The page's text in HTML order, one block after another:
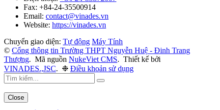
Fax: +84-24-35500914
Email: contact@vinades.vn
Website: https://vinades.vn
Chuyển giao diện: Tự động Máy Tính
© Cổng thông tin Trường THPT Nguyễn Huệ - Đinh Trang
Thượng. Mã nguồn NukeViet CMS. Thiết kế bởi
VINADES.,JSC. ❉ Điều khoản sử dụng
Close